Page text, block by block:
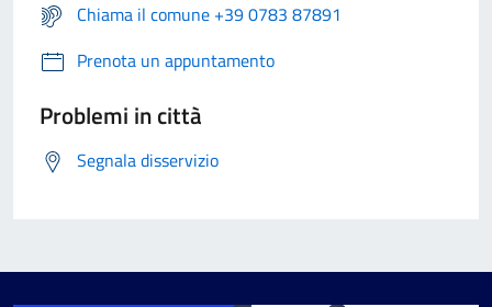
Chiama il comune +39 0783 87891
Prenota un appuntamento
Problemi in città
Segnala disservizio